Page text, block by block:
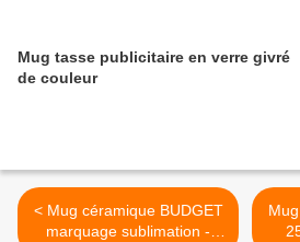
Mug tasse publicitaire en verre givré
de couleur
< Mug céramique BUDGET
marquage sublimation -